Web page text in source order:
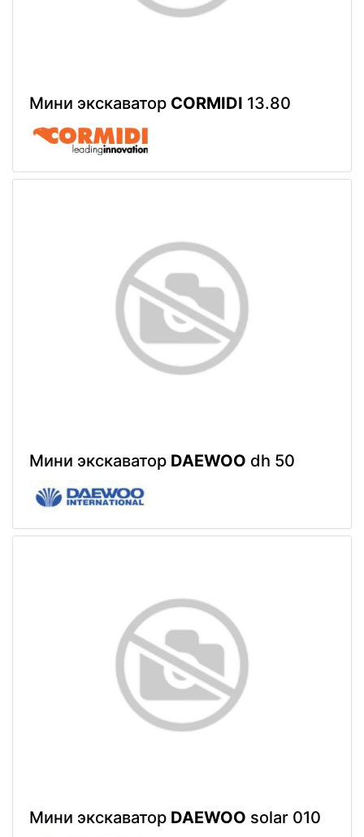
Мини экскаватор CORMIDI 13.80
Мини экскаватор DAEWOO dh 50
Мини экскаватор DAEWOO solar 010